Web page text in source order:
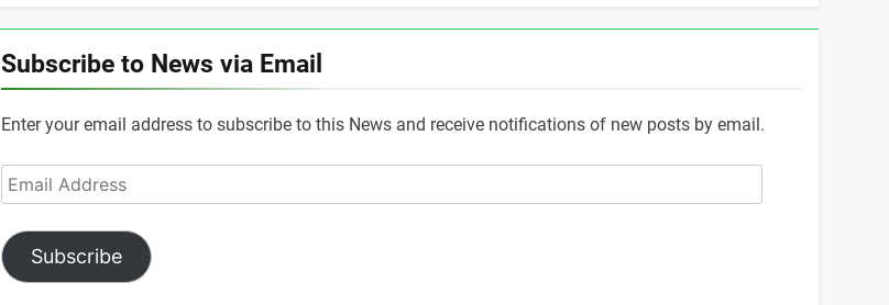
Subscribe to News via Email
Enter your email address to subscribe to this News and receive notifications of new posts by email.
Email
Address
Subscribe